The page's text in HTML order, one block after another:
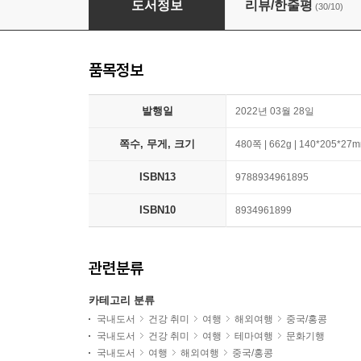
도서정보 리뷰/한줄평 (30/10)
품목정보
발행일 2022년 03월 28일
쪽수, 무게, 크기 480쪽 | 662g |
ISBN13 9788934961895
ISBN10 8934961899
관련분류
카테고리 분류
국내도서 건강 취미 여행 해외여행
중국/홍콩
국내도서
건강 취미 여행 테마여행
문화기행
국내도서
여행 해외여행
중국/홍콩